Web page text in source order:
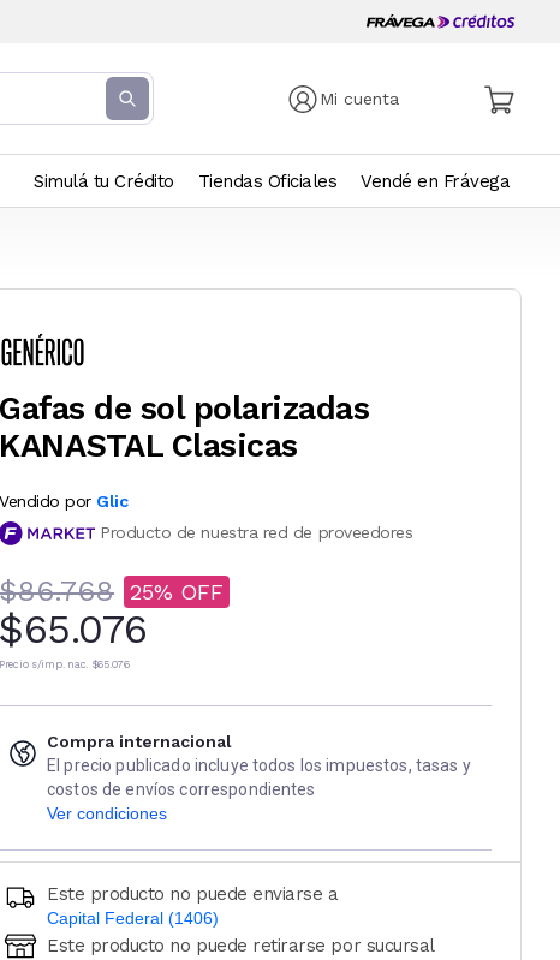
Mi cuenta
Simulá tu Crédito Tiendas Oficiales Vendé en Frávega
Gafas de sol polarizadas
KANASTAL Clasicas
Vendido por Glic
Producto de nuestra red de proveedores
$86.768 25
$65.076
Precio s/imp. nac. $65.076
Compra internacional
El precio publicado incluye todos los impuestos, tasas y
costos de envíos correspondientes
Ver condiciones
Este producto no puede enviarse a
Capital Federal (1406)
Ingresá código postal (sólo números)
Este producto no puede retirarse por sucursal